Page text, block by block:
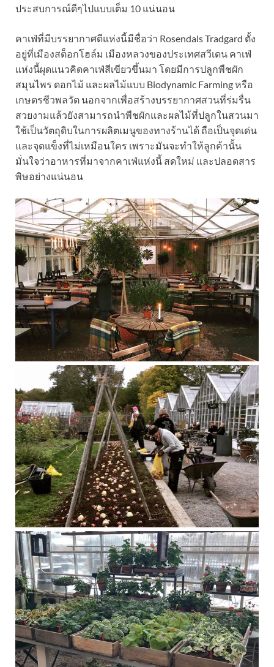
ประสบการณ์ดีๆไปแบบเต็ม 10 แน่นอน
คาเฟ่ที่มีบรรยากาศดีแห่งนี้มีชื่อว่า Rosendals Tradgard ตั้ง
อยู่ที่เมืองสต็อกโฮล์ม เมืองหลวงของประเทศสวีเดน คาเฟ่
แห่งนี้ผุดแนวคิดคาเฟ่สีเขียวขึ้นมา โดยมีการปลูกพืชผัก
สมุนไพร ดอกไม้ และผลไม้แบบ Biodynamic Farming หรือ
เกษตรชีวพลวัต นอกจากเพื่อสร้างบรรยากาศสวนที่ร่มรื่น
สวยงามแล้วยังสามารถนำพืชผักและผลไม้ที่ปลูกในสวนมา
ใช้เป็นวัตถุดิบในการผลิตเมนูของทางร้านได้ ถือเป็นจุดเด่น
และจุดแข็งที่ไม่เหมือนใคร เพราะมันจะทำให้ลูกค้านั้น
มั่นใจว่าอาหารที่มาจากคาเฟ่แห่งนี้ สดใหม่ และปลอดสาร
พิษอย่างแน่นอน